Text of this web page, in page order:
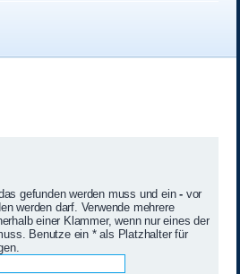
gefunden werden muss und ein-vor
werden darf. Verwende mehrere
einer Klammer, wenn nur eines der
Benutze ein * als Platzhalter für